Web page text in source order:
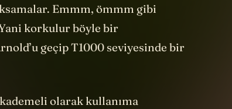
Emmm, ömmm gibi
Yani korkulur böyle bir
geçip T1000 seviyesinde bir
olarak kullanıma